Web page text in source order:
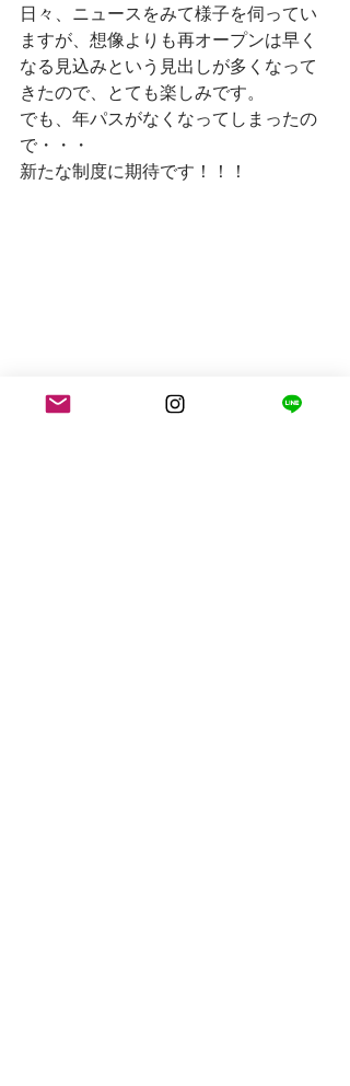
日々、ニュースをみて様子を伺ってい
ますが、想像よりも再オープンは早く
なる見込みという見出しが多くなって
きたので、とても楽しみです。
でも、年パスがなくなってしまったの
で・・・
新たな制度に期待です！！！